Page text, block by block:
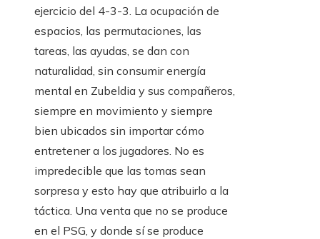
ejercicio del 4-3-3. La ocupación de
espacios, las permutaciones, las
tareas, las ayudas, se dan con
naturalidad, sin consumir energía
mental en Zubeldia y sus compañeros,
siempre en movimiento y siempre
bien ubicados sin importar cómo
entretener a los jugadores. No es
impredecible que las tomas sean
sorpresa y esto hay que atribuirlo a la
táctica. Una venta que no se produce
en el PSG, y donde sí se produce